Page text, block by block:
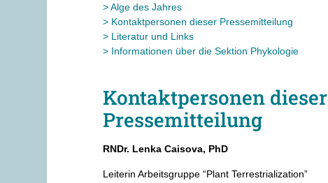
Alge des Jahres
Kontaktpersonen dieser Pressemitteilung
Literatur und Links
Informationen über die Sektion Phykologie
Kontaktpersonen dieser
Pressemitteilung
RNDr. Lenka Caisova, PhD
Leiterin Arbeitsgruppe “Plant Terrestrialization”